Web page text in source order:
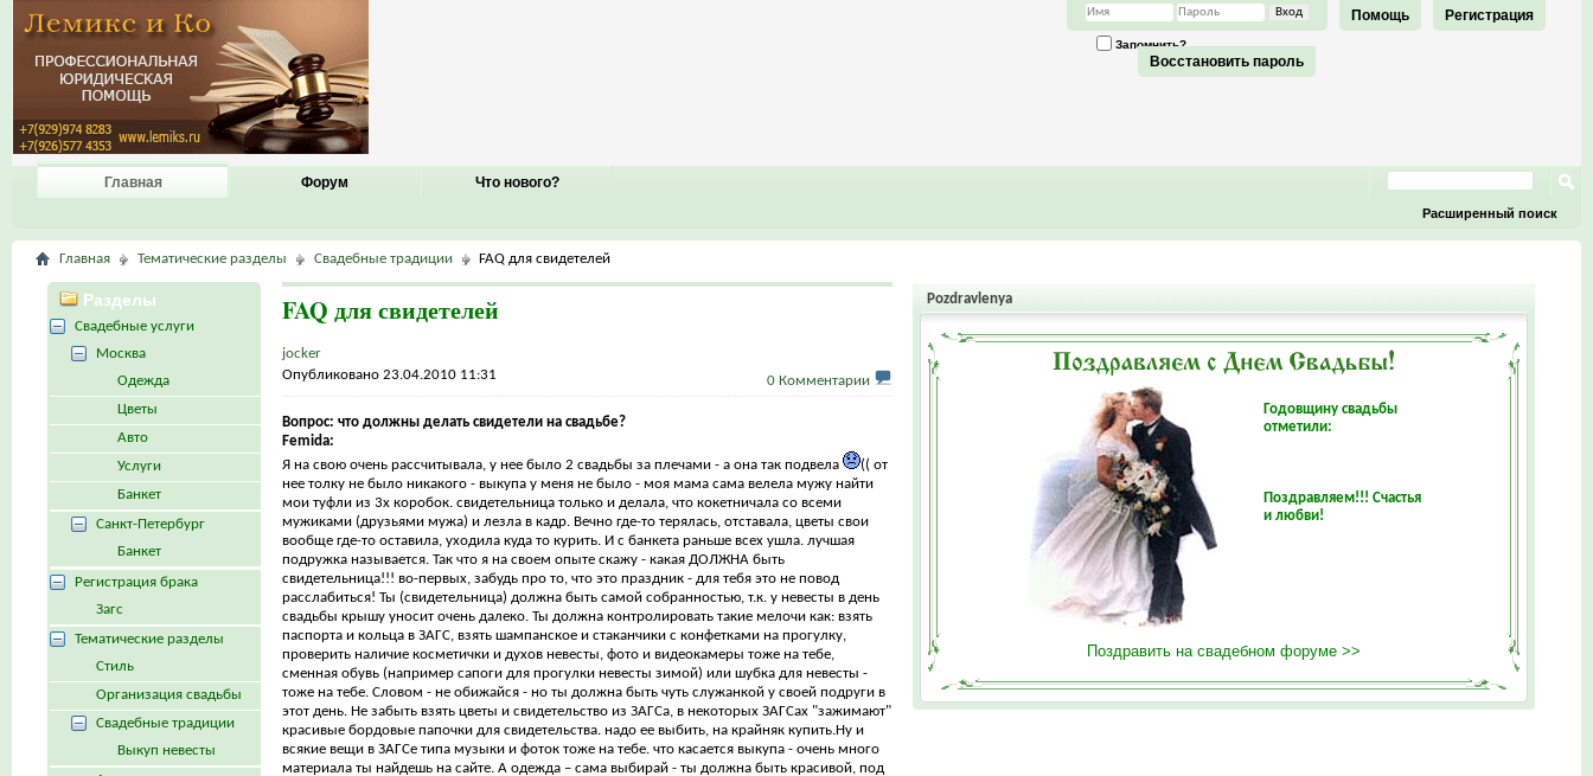
Регистрация
Помощь
Запомнить?
Восстановить пароль
Главная Форум Что нового?
Расширенный поиск
Главная Тематические разделы Свадебные традиции FAQ для свидетелей
FAQ для свидетелей
jocker
Опубликовано 23.04.2010 11:31
0 Комментарии
Вопрос: что должны делать свидетели на свадьбе?
Femida:
Я на свою очень рассчитывала, у нее было 2 свадьбы за плечами - а она так подвела
(( от
нее толку не было никакого - выкупа у меня не было - моя мама сама велела мужу найти
мои туфли из 3х коробок. свидетельница только и делала, что кокетничала со всеми
мужиками (друзьями мужа) и лезла в кадр. Вечно где-то терялась, отставала, цветы свои
вообще где-то оставила, уходила куда то курить. И с банкета раньше всех ушла. лучшая
подружка называется. Так что я на своем опыте скажу - какая ДОЛЖНА быть
свидетельница!!! во-первых, забудь про то, что это праздник - для тебя это не повод
расслабиться! Ты (свидетельница) должна быть самой собранностью, т.к. у невесты в день
свадьбы крышу уносит очень далеко. Ты должна контролировать такие мелочи как: взять
паспорта и кольца в ЗАГС, взять шампанское и стаканчики с конфетками на прогулку,
проверить наличие косметички и духов невесты, фото и видеокамеры тоже на тебе,
сменная обувь (например сапоги для прогулки невесты зимой) или шубка для невесты -
тоже на тебе. Словом - не обижайся - но ты должна быть чуть служанкой у своей подруги в
этот день. Не забыть взять цветы и свидетельство из ЗАГСа, в некоторых ЗАГСах "зажимают"
красивые бордовые папочки для свидетельства. надо ее выбить, на крайняк купить.Ну и
всякие вещи в ЗАГСе типа музыки и фоток тоже на тебе. что касается выкупа - очень много
материала ты найдешь на сайте. А одежда – сама выбирай - ты должна быть красивой, под
Pozdravlenya
Годовщину свадьбы
отметили:
Поздравляем!!! Счастья
и любви!
Поздравить на свадебном форуме >>
Разделы
Свадебные услуги
Москва
Одежда
Цветы
Авто
Услуги
Банкет
Санкт-Петербург
Банкет
Регистрация брака
Загс
Тематические разделы
Стиль
Организация свадьбы
Свадебные традиции
Выкуп невесты